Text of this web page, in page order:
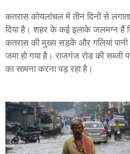
कतरास कोयलांचल में तीन दिनों से
दिया है। शहर के कई इलाके जलमग्न हैं
कतरास की मुख्य सड़कें और गलियां
जमा हो गया है। राजगंज रोड की सब्जी
का सामना करना पड़ रहा है।